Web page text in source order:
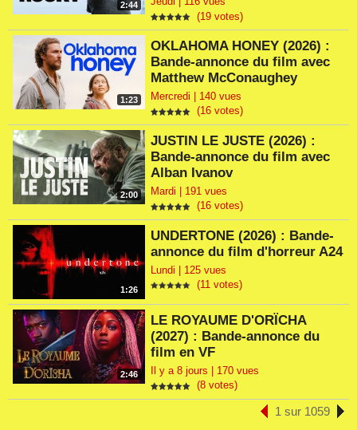
2:44
(19 votes)
1:23
OKLAHOMA HONEY (2026) :
Bande-annonce du film avec
Matthew McConaughey
Mercredi | 140 vues
(16 votes)
2:00
JUSTIN LE JUSTE (2026) :
Bande-annonce du film avec
Alban Ivanov
Mardi | 191 vues
(16 votes)
1:26
UNDERTONE (2026) : Bande-
annonce du film d'horreur A24
Lundi | 125 vues
(11 votes)
2:46
LE ROYAUME D'ORÏCHA
(2027) : Bande-annonce du
film en VF
Il y a 8 jours | 170 vues
(8 votes)
1 sur 1059